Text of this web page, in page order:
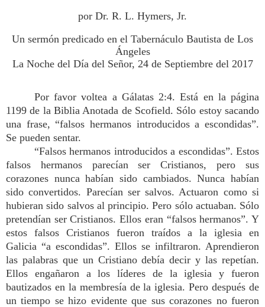
por Dr. R. L. Hymers, Jr.
Un sermón predicado en el Tabernáculo Bautista de Los
Ángeles
La Noche del Día del Señor, 24 de Septiembre del 2017
Por favor voltea a Gálatas 2:4. Está en la página
1199 de la Biblia Anotada de Scofield. Sólo estoy sacando
una frase, “falsos hermanos introducidos a escondidas”.
Se pueden sentar.
“Falsos hermanos introducidos a escondidas”. Estos
falsos hermanos parecían ser Cristianos, pero sus
corazones nunca habían sido cambiados. Nunca habían
sido convertidos. Parecían ser salvos. Actuaron como si
hubieran sido salvos al principio. Pero sólo actuaban. Sólo
pretendían ser Cristianos. Ellos eran “falsos hermanos”. Y
estos falsos Cristianos fueron traídos a la iglesia en
Galicia “a escondidas”. Ellos se infiltraron. Aprendieron
las palabras que un Cristiano debía decir y las repetían.
Ellos engañaron a los líderes de la iglesia y fueron
bautizados en la membresía de la iglesia. Pero después de
un tiempo se hizo evidente que sus corazones no fueron